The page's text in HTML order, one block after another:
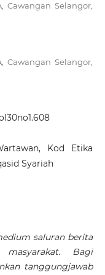
Cawangan Selangor,
Cawangan Selangor,
Kod Etika
Syariah
saluran berita
Bagi
tanggungjawab